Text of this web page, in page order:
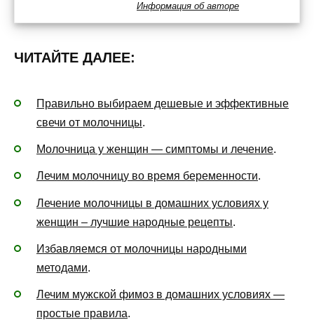
Информация об авторе
ЧИТАЙТЕ ДАЛЕЕ:
Правильно выбираем дешевые и эффективные
свечи от молочницы.
Молочница у женщин — симптомы и лечение.
Лечим молочницу во время беременности.
Лечение молочницы в домашних условиях у
женщин – лучшие народные рецепты.
Избавляемся от молочницы народными
методами.
Лечим мужской фимоз в домашних условиях —
простые правила.